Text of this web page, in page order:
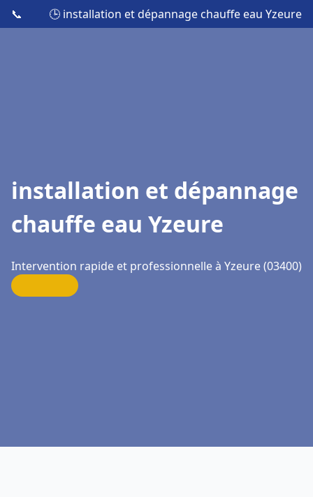
📞 🕒 installation et dépannage chauffe eau Yzeure
installation et dépannage
chauffe eau Yzeure
Intervention rapide et professionnelle à Yzeure (03400)